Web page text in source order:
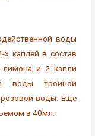
воды
х каплей в состав
лимона и 2 капли
воды тройной
розовой воды. Еще
в 40мл.